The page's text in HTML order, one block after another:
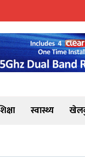
स्वास्थ्य